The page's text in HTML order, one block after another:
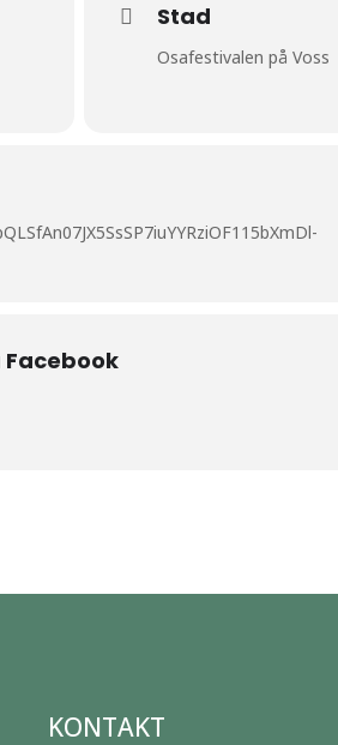
Stad
Osafestivalen på Voss
KONTAKT